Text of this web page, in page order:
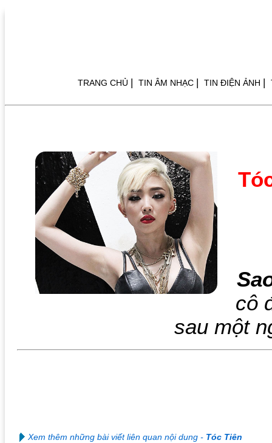
TRANG CHỦ | TIN ÂM NHẠC | TIN ĐIỆN ẢNH |
cô
sau một
Xem thêm những bài viết liên quan nội dung - Tóc Tiên